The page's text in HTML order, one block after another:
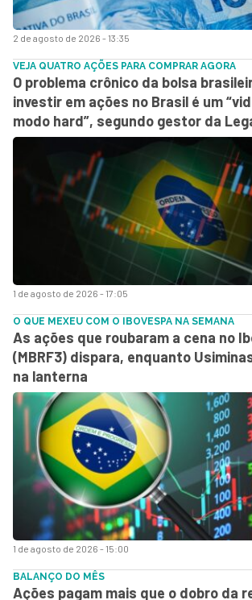
2 de agosto de 2026 - 13:35
1 de agosto de 2026 - 17:05
VEJA QUATRO AÇÕES PARA COMPRAR AGORA
O problema crônico da bolsa
investir em ações no Brasil é um
modo hard”, segundo gestor da
1 de agosto de 2026 - 15:00
O QUE MEXEU COM O IBOVESPA NA SEMANA
As ações que roubaram a cena no
(MBRF3) dispara, enquanto
na lanterna
BALANÇO DO MÊS
Ações pagam mais que o dobro da